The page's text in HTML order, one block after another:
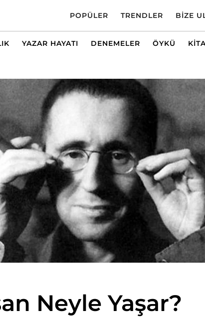
POPÜLER TRENDLER BIZE
YAZAR HAYATI DENEMELER ÖYKÜ
Neyle Yaşar?